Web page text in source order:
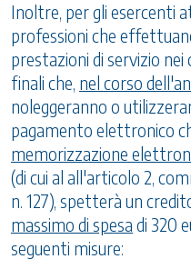
Inoltre, per gli esercenti
professioni che
prestazioni di servizio
finali che, nel corso
noleggeranno o
pagamento elettronico
memorizzazione
(di cui al all'articolo 2,
n. 127), spetterà un
massimo di spesa di 320
seguenti misure: